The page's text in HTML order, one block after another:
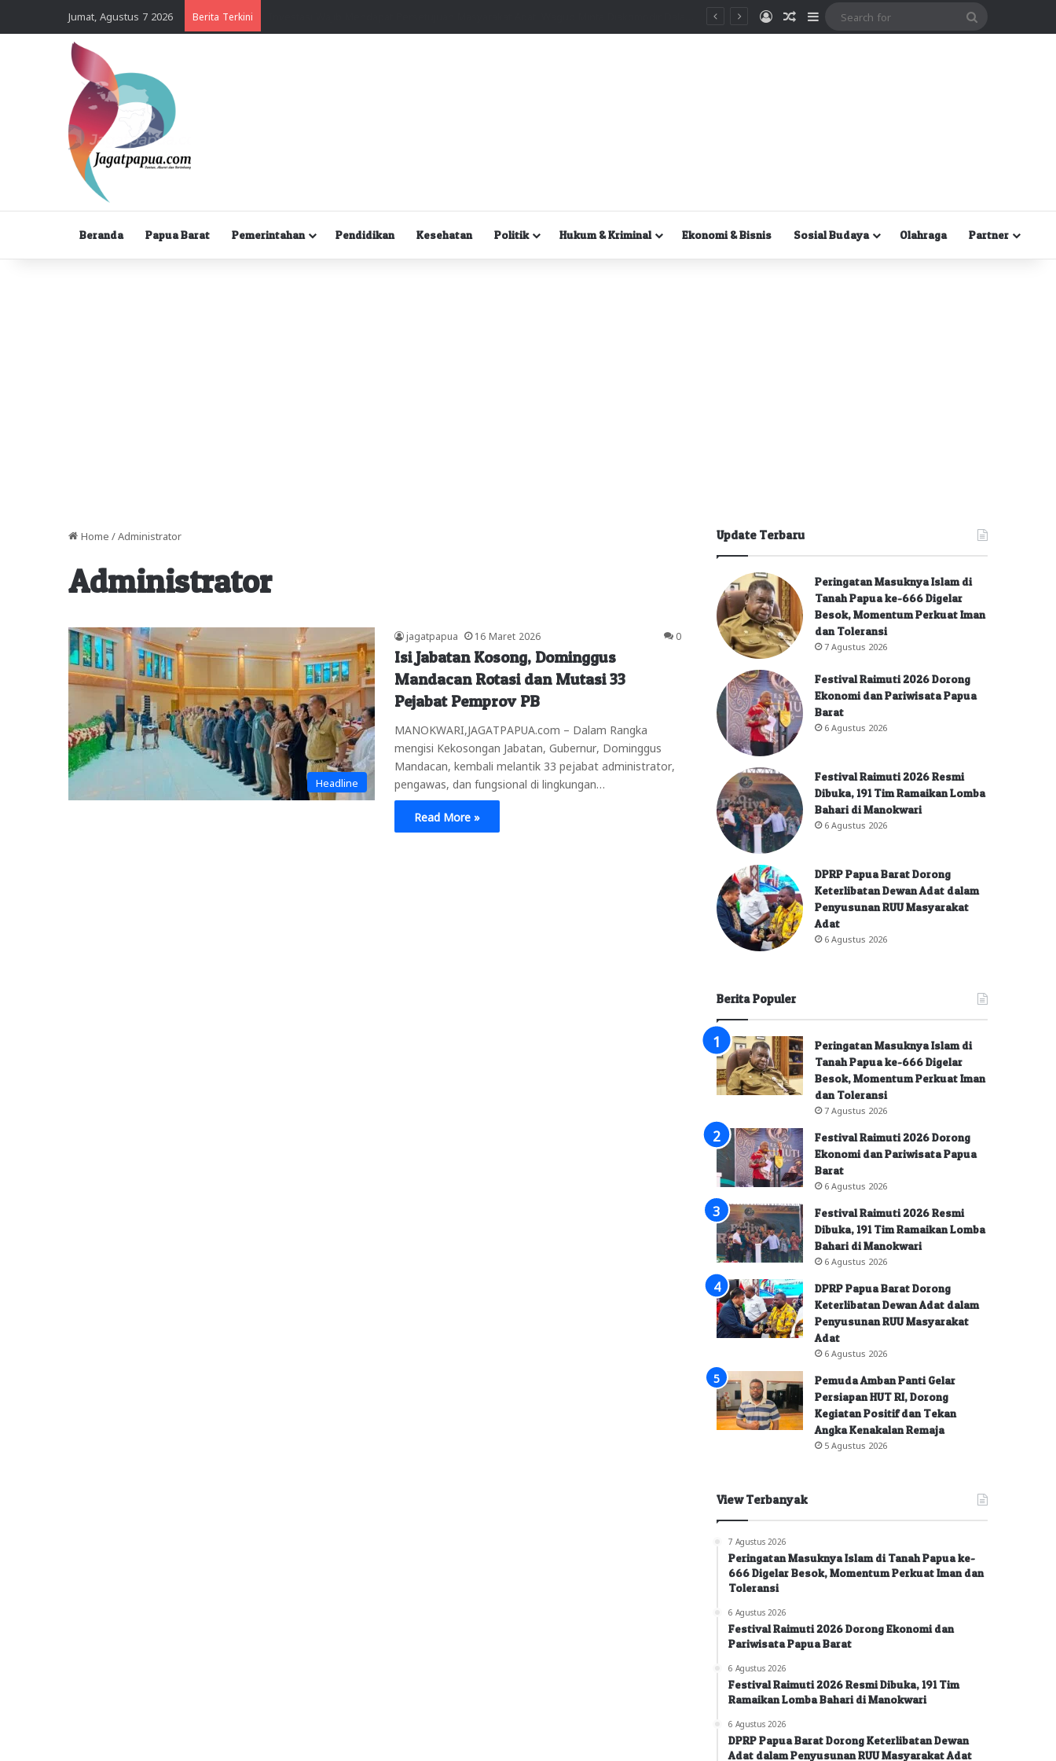
Jumat, Agustus 7 2026 Berita Terkini MasukRandom Article
Sidebar
Beranda Papua Barat Pemerintahan Pendidikan Kesehatan Politik Hukum & Kriminal Ekonomi & Bisnis Sosial Budaya Olahraga Partner
Home / Administrator
Administrator
Headline
jagatpapua 16 Maret 2026 0
Isi Jabatan Kosong, Dominggus
Mandacan Rotasi dan Mutasi 33
Pejabat Pemprov PB
MANOKWARI,JAGATPAPUA.com – Dalam Rangka
mengisi Kekosongan Jabatan, Gubernur, Dominggus
Mandacan, kembali melantik 33 pejabat administrator,
pengawas, dan fungsional di lingkungan…
Read More »
Update Terbaru
Peringatan Masuknya Islam di
Tanah Papua ke-666 Digelar
Besok, Momentum Perkuat Iman
dan Toleransi
7 Agustus 2026
Festival Raimuti 2026 Dorong
Ekonomi dan Pariwisata Papua
Barat
6 Agustus 2026
Festival Raimuti 2026 Resmi
Dibuka, 191 Tim Ramaikan Lomba
Bahari di Manokwari
6 Agustus 2026
DPRP Papua Barat Dorong
Keterlibatan Dewan Adat dalam
Penyusunan RUU Masyarakat
Adat
6 Agustus 2026
Berita Populer
Peringatan Masuknya Islam di
Tanah Papua ke-666 Digelar
Besok, Momentum Perkuat Iman
dan Toleransi
7 Agustus 2026
Festival Raimuti 2026 Dorong
Ekonomi dan Pariwisata Papua
Barat
6 Agustus 2026
Festival Raimuti 2026 Resmi
Dibuka, 191 Tim Ramaikan Lomba
Bahari di Manokwari
6 Agustus 2026
DPRP Papua Barat Dorong
Keterlibatan Dewan Adat dalam
Penyusunan RUU Masyarakat
Adat
6 Agustus 2026
Pemuda Amban Panti Gelar
Persiapan HUT RI, Dorong
Kegiatan Positif dan Tekan
Angka Kenakalan Remaja
5 Agustus 2026
View Terbanyak
7 Agustus 2026
Peringatan Masuknya Islam di Tanah Papua ke-
666 Digelar Besok, Momentum Perkuat Iman dan
Toleransi
6 Agustus 2026
Festival Raimuti 2026 Dorong Ekonomi dan
Pariwisata Papua Barat
6 Agustus 2026
Festival Raimuti 2026 Resmi Dibuka, 191 Tim
Ramaikan Lomba Bahari di Manokwari
6 Agustus 2026
DPRP Papua Barat Dorong Keterlibatan Dewan
Adat dalam Penyusunan RUU Masyarakat Adat